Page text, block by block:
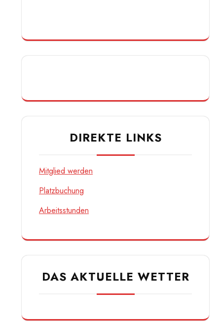
DIREKTE LINKS
Mitglied werden
Platzbuchung
Arbeitsstunden
DAS AKTUELLE WETTER